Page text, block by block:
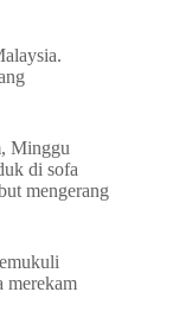
Minggu
di sofa
mengerang
merekam